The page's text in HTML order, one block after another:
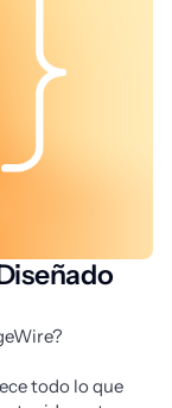
todo lo que